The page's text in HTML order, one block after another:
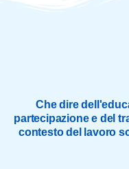
Che dire
partecipazione e del
contesto del lavoro